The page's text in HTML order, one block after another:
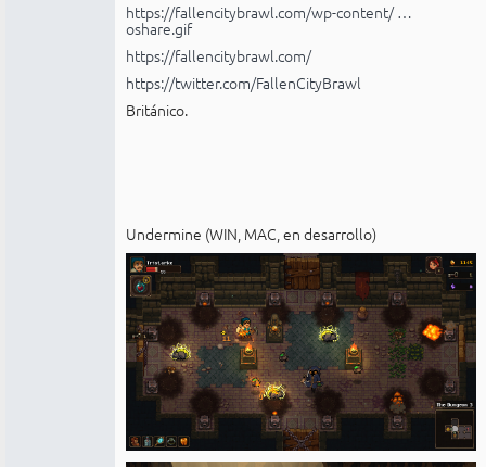
https://fallencitybrawl.com/wp-content/ …
oshare.gif
https://fallencitybrawl.com/
https://twitter.com/FallenCityBrawl
Británico.
Undermine (WIN, MAC, en desarrollo)